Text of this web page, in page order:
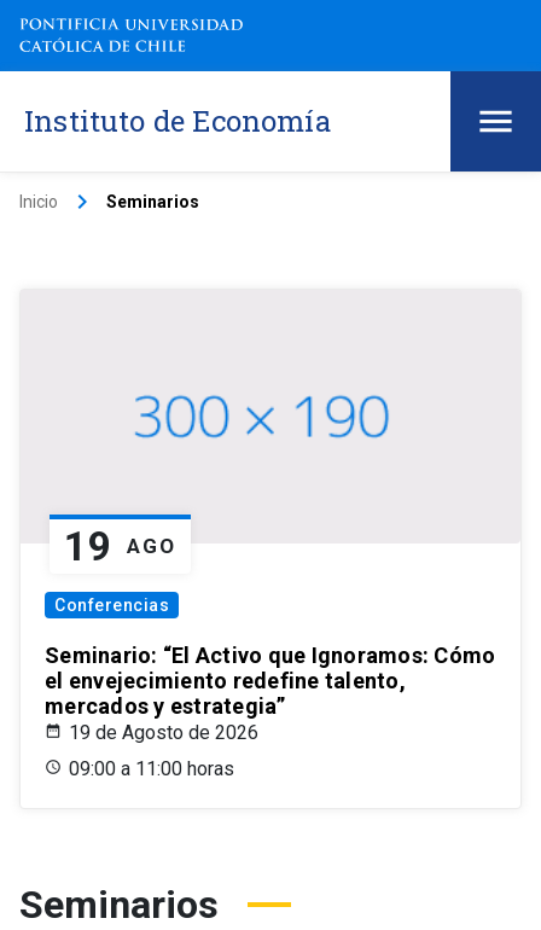
Instituto de Economía
Inicio keyboard_arrow_right Seminarios
19 AGO
Conferencias
Seminario: “El Activo que Ignoramos: Cómo
el envejecimiento redefine talento,
mercados y estrategia”
19 de Agosto de 2026
09:00 a 11:00 horas
Seminarios